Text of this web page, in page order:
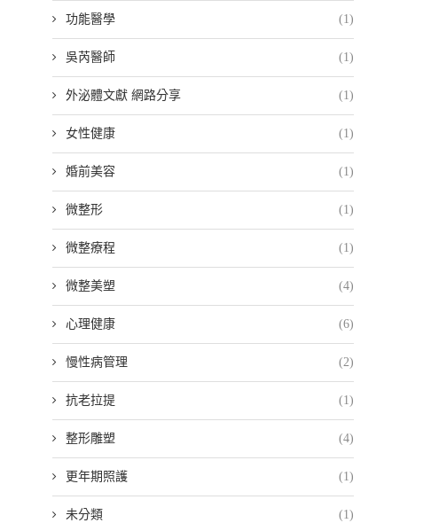
功能醫學 (1)
吳芮醫師 (1)
外泌體文獻 網路分享 (1)
女性健康 (1)
婚前美容 (1)
微整形 (1)
微整療程 (1)
微整美塑 (4)
心理健康 (6)
慢性病管理 (2)
抗老拉提 (1)
整形雕塑 (4)
更年期照護 (1)
未分類 (1)